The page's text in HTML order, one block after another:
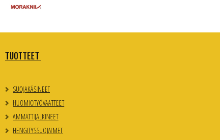
TUOTTEET
SUOJAKÄSINEET
HUOMIOTYÖVAATTEET
AMMATTIJALKINEET
HENGITYSSUOJAIMET